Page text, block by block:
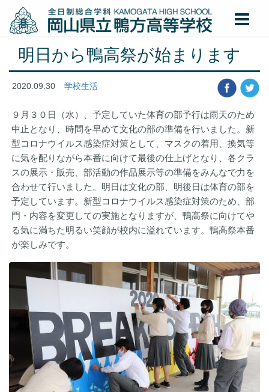
明日から鴨高祭が始まります
2020.09.30 学校生活
９月３０日（水）、予定していた体育の部予行は雨天のため
中止となり、時間を早めて文化の部の準備を行いました。新
型コロナウイルス感染症対策として、マスクの着用、換気等
に気を配りながら本番に向けて最後の仕上げとなり、各クラ
スの展示・販売、部活動の作品展示等の準備をみんなで力を
合わせて行いました。明日は文化の部、明後日は体育の部を
予定しています。新型コロナウイルス感染症対策のため、部
門・内容を変更しての実施となりますが、鴨高祭に向けてや
る気に満ちた明るい笑顔が校内に溢れています。鴨高祭本番
が楽しみです。